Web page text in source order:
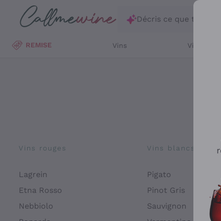
Passer au contenu principal
Décris ce que tu
REMISE Vins Vins
Vins rouges
Lagrein
Etna Rosso
Nebbiolo
Vins blancs
Pigato
Pinot Gris
Sauvignon